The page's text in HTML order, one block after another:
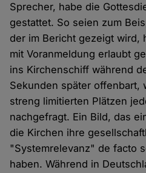
Sprecher, habe die
gestattet. So seien zum
der im Bericht gezeigt wird,
mit Voranmeldung erlaubt
ins Kirchenschiff während
Sekunden später offenbart,
streng limitierten Plätzen
nachgefragt. Ein Bild, das
die Kirchen ihre
"Systemrelevanz" de facto
haben. Während in